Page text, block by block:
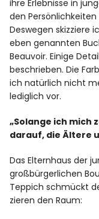
ihre Erlebnisse in
den
Deswegen skizziere
eben genannten
Beauvoir. Einige
beschrieben. Die
ich natürlich nicht
lediglich vor.
„Solange ich mich
darauf, die Ältere
Das Elternhaus der
großbürgerlichen
Teppich schmückt
zieren den Raum: